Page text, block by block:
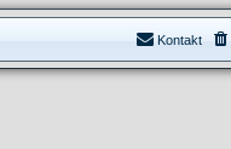
Kontakt